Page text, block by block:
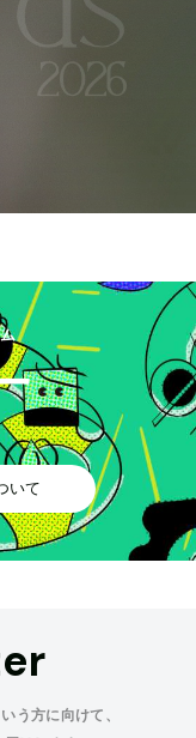
いて
う方に向けて、